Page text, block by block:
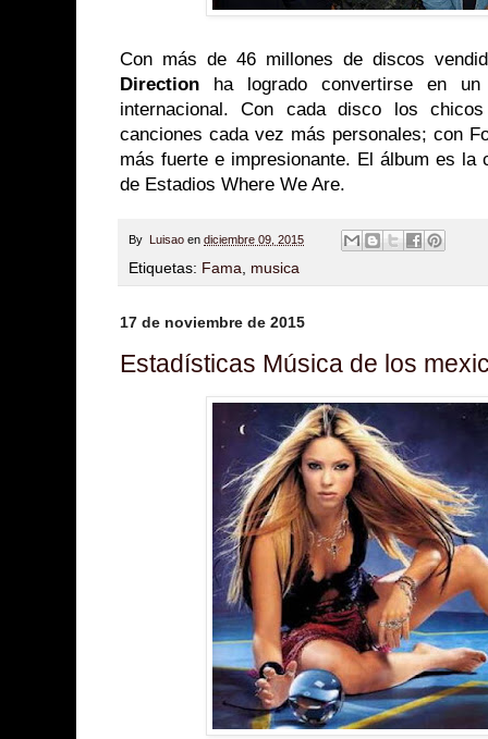
Con más de 46 millones de discos
Direction ha logrado convertirse en
internacional. Con cada disco los
canciones cada vez más personales; con
más fuerte e impresionante. El álbum es la
de Estadios Where We Are.
By Luisao en diciembre 09, 2015
Etiquetas: Fama, musica
17 de noviembre de 2015
Estadísticas Música de los